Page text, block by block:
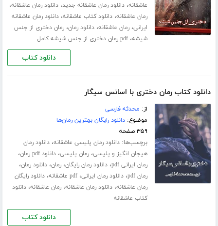
عاشقانه،دانلود رمان عاشقانه جدید،دانلود رمان عاشقانه،
رمان عاشقانه،دانلود کتاب عاشقانه،دانلود رمان عاشقانه
ایرانی،رمان عاشقانه،دانلود رمان،رمان دختری از جنس
شیشه،pdf رمان دختری از جنس شیشه کامل
دانلود کتاب
دانلود کتاب رمان دختری با اسانس سیگار
از: محدثه فارسی
موضوع:دانلود رایگان بهترین رمان‌ها
۳۵۹ صفحه
برچسب‌ها:دانلود رمان پلیسی عاشقانه،دانلود رمان
هیجان انگیز و پلیسی،رمان پلیسی،دانلود pdf رمان ،
رمان ایرانی pdf ،دانلود رمان رایگان،رمان،دانلود رمان،
رمان pdf ،دانلود رمان ایرانی،pdf عاشقانه ،دانلود رایگان
رمان عاشقانه،دانلود رمان عاشقانه،رمان عاشقانه،دانلود
کتاب عاشقانه
دانلود کتاب